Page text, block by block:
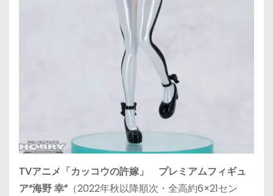
TVアニメ「カッコウの許嫁」 プレミアムフィギュ
ア“海野 幸”（2022年秋以降順次・全高約6×21セン